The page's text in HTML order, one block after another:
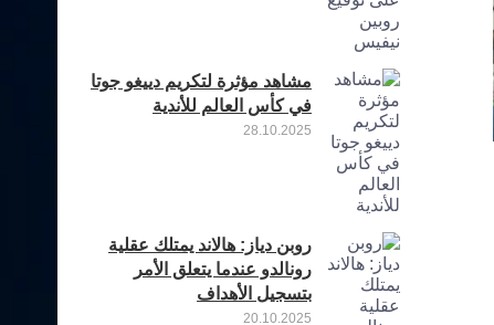
مشاهد مؤثرة لتكريم دييغو جوتا
في كأس العالم للأندية
28.10.2025
روبن دياز: هالاند يمتلك عقلية
رونالدو عندما يتعلق الأمر
بتسجيل الأهداف
20.10.2025